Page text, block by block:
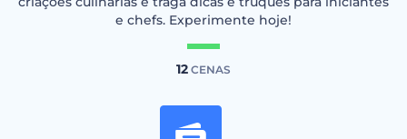
e chefs. Experimente hoje!
12 CENAS